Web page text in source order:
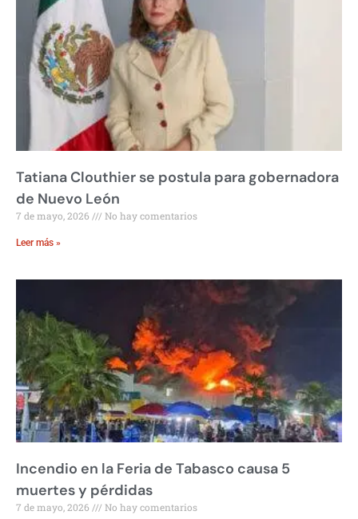
Tatiana Clouthier se postula para gobernadora
de Nuevo León
7 de mayo, 2026 No hay comentarios
Leer más »
Incendio en la Feria de Tabasco causa 5
muertes y pérdidas
7 de mayo, 2026 No hay comentarios